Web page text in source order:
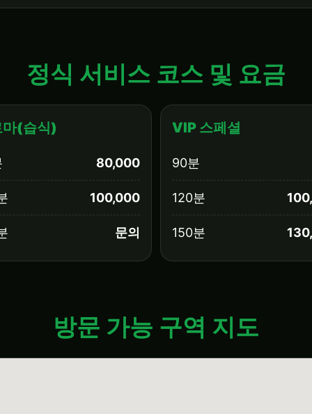
정식 서비스 코스 및 요금
마(습식)
80,000
100,000
문의
VIP 스페셜
90분
120분
150분
방문 가능 구역 지도